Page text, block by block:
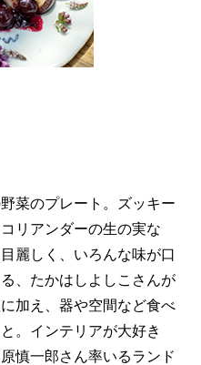
菜のプレート。ズッキー
リアンダーの生の実な
麗しく、いろんな味が口
、たかはしよしこさんが
加え、器や空間など食べ
。インテリアが大好き
慎一郎さん率いるランド